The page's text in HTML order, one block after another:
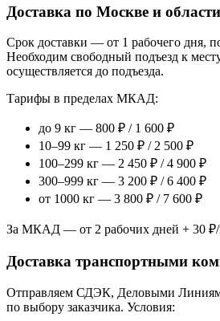
Доставка по Москве и области
Срок доставки — от 1 рабочего дня,
Необходим свободный подъезд к
осуществляется до подъезда.
Тарифы в пределах МКАД:
до 9 кг — 800 ₽ / 1 600 ₽
10–99 кг — 1 250 ₽ / 2 500 ₽
100–299 кг — 2 450 ₽ / 4 900 ₽
300–999 кг — 3 200 ₽ / 6 400 ₽
от 1000 кг — 3 800 ₽ / 7 600 ₽
За МКАД — от 2 рабочих дней + 30
Доставка транспортными
Отправляем СДЭК, Деловыми
по выбору заказчика. Условия: